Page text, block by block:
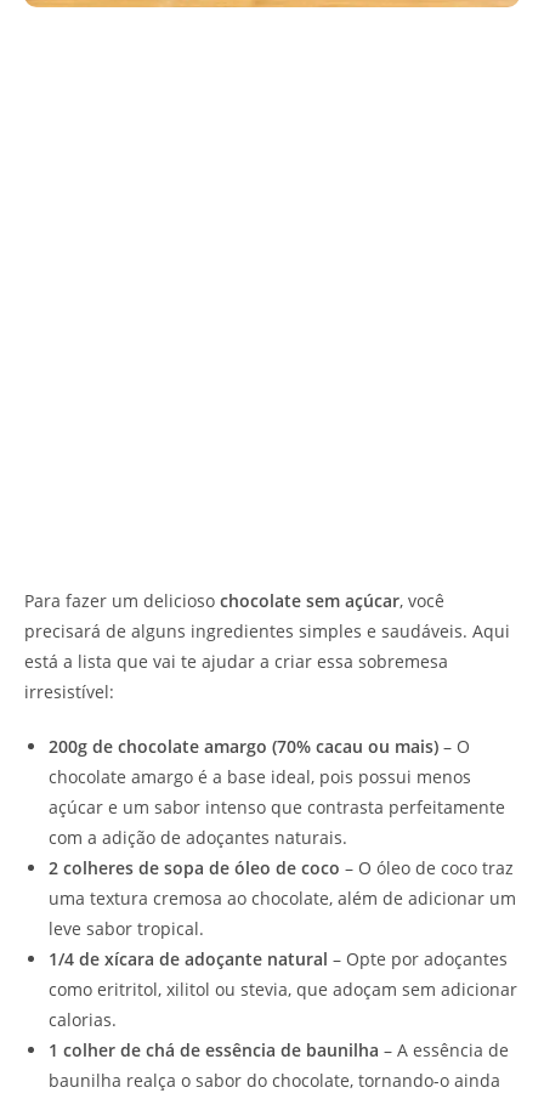
Para fazer um delicioso chocolate sem açúcar, você
precisará de alguns ingredientes simples e saudáveis. Aqui
está a lista que vai te ajudar a criar essa sobremesa
irresistível:
200g de chocolate amargo (70% cacau ou mais) – O
chocolate amargo é a base ideal, pois possui menos
açúcar e um sabor intenso que contrasta perfeitamente
com a adição de adoçantes naturais.
2 colheres de sopa de óleo de coco – O óleo de coco traz
uma textura cremosa ao chocolate, além de adicionar um
leve sabor tropical.
1/4 de xícara de adoçante natural – Opte por adoçantes
como eritritol, xilitol ou stevia, que adoçam sem adicionar
calorias.
1 colher de chá de essência de baunilha – A essência de
baunilha realça o sabor do chocolate, tornando-o ainda